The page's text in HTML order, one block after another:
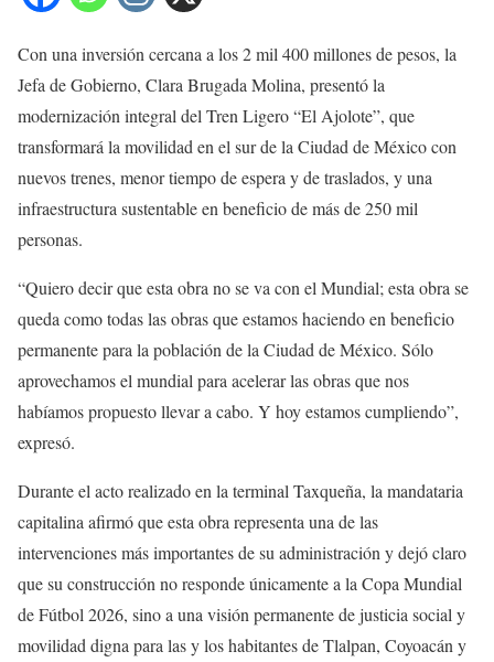
Con una inversión cercana a los 2 mil 400 millones de pesos, la
Jefa de Gobierno, Clara Brugada Molina, presentó la
modernización integral del Tren Ligero “El Ajolote”, que
transformará la movilidad en el sur de la Ciudad de México con
nuevos trenes, menor tiempo de espera y de traslados, y una
infraestructura sustentable en beneficio de más de 250 mil
personas.
“Quiero decir que esta obra no se va con el Mundial; esta obra se
queda como todas las obras que estamos haciendo en beneficio
permanente para la población de la Ciudad de México. Sólo
aprovechamos el mundial para acelerar las obras que nos
habíamos propuesto llevar a cabo. Y hoy estamos cumpliendo”,
expresó.
Durante el acto realizado en la terminal Taxqueña, la mandataria
capitalina afirmó que esta obra representa una de las
intervenciones más importantes de su administración y dejó claro
que su construcción no responde únicamente a la Copa Mundial
de Fútbol 2026, sino a una visión permanente de justicia social y
movilidad digna para las y los habitantes de Tlalpan, Coyoacán y